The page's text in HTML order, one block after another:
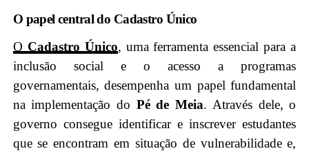
O papel central do Cadastro Único
O Cadastro Único, uma ferramenta essencial para a
inclusão social e o acesso a programas
governamentais, desempenha um papel fundamental
na implementação do Pé de Meia. Através dele, o
governo consegue identificar e inscrever estudantes
que se encontram em situação de vulnerabilidade e,